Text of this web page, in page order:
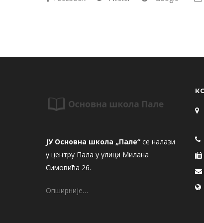
ЈУ Основна школа „Пале“ се налази
у центру Пала у улици Милана
Симовића 26.
Опширније…